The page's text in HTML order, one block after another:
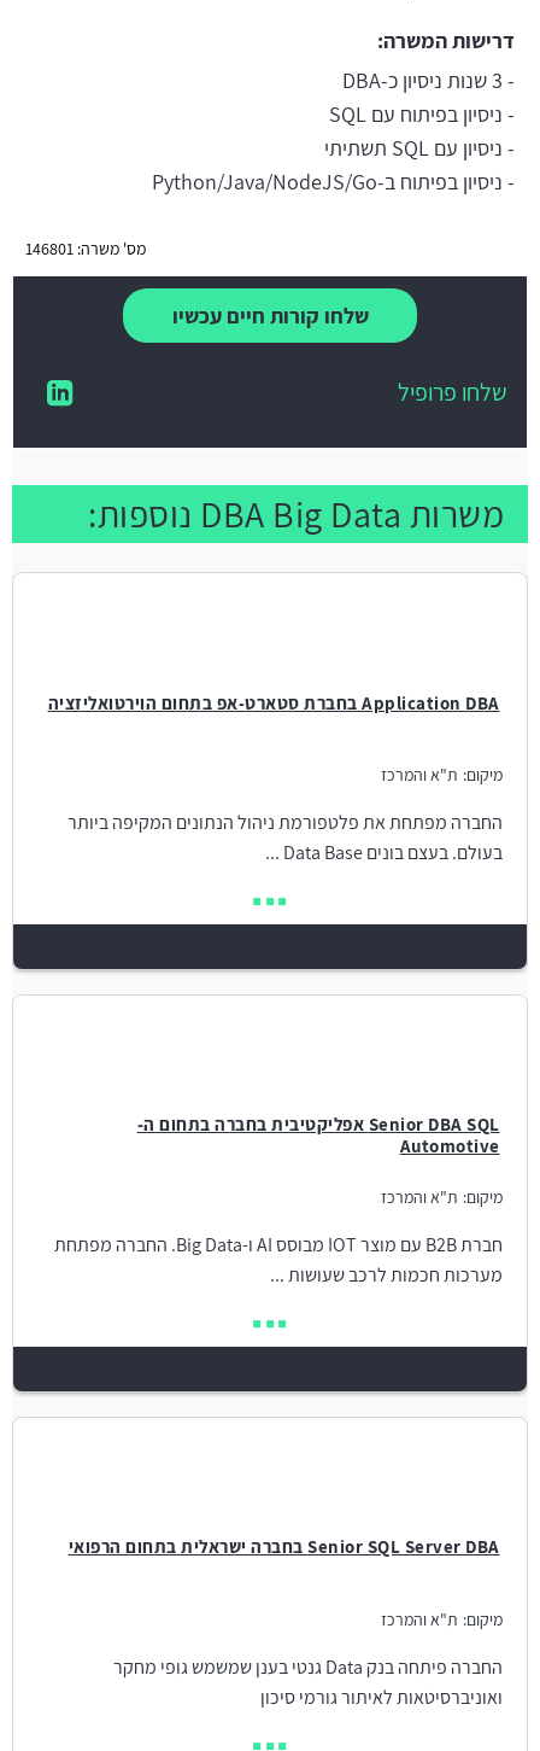
דרישות המשרה:
- 3 שנות ניסיון כ-DBA
- ניסיון בפיתוח עם SQL
- ניסיון עם SQL תשתיתי
- ניסיון בפיתוח ב-Python/Java/NodeJS/Go
מס' משרה: 146801
שלחו קורות חיים עכשיו
שלחו פרופיל
משרות DBA Big Data נוספות:
Application DBA בחברת סטארט-אפ בתחום הוירטואליזציה
מיקום: ת"א והמרכז
החברה מפתחת את פלטפורמת ניהול הנתונים המקיפה ביותר
בעולם. בעצם בונים Data Base ...
Senior DBA SQL אפליקטיבית בחברה בתחום ה-
Automotive
מיקום: ת"א והמרכז
חברת B2B עם מוצר IOT מבוסס AI ו-Big Data. החברה מפתחת
מערכות חכמות לרכב שעושות ...
Senior SQL Server DBA בחברה ישראלית בתחום הרפואי
מיקום: ת"א והמרכז
החברה פיתחה בנק Data גנטי בענן שמשמש גופי מחקר
ואוניברסיטאות לאיתור גורמי סיכון